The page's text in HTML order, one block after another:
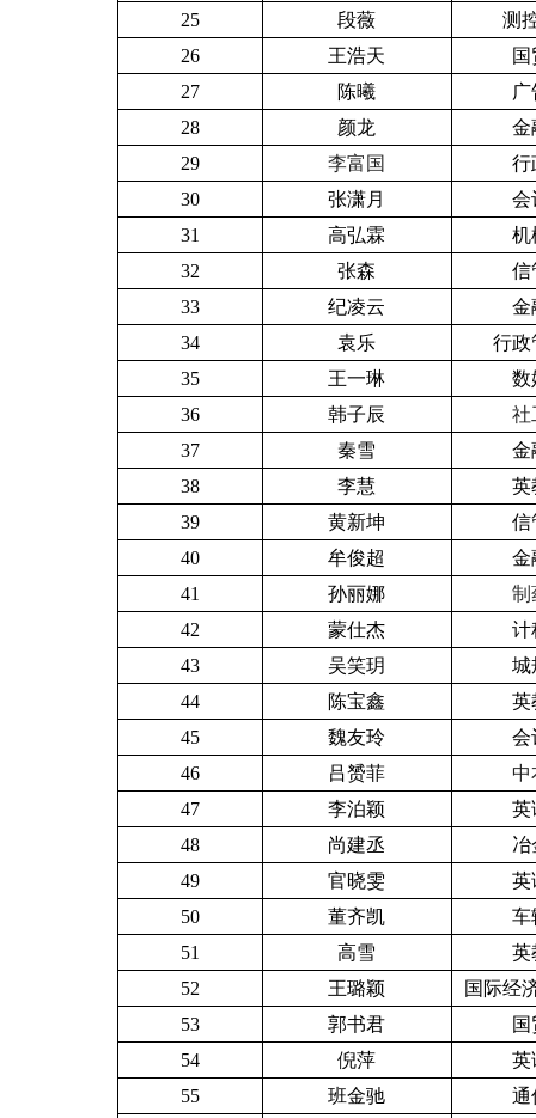
25
段薇
测
26
王浩天
国
27
陈曦
广
28
颜龙
金
29
李富国
行
30
张潇月
会
31
高弘霖
机
32
张森
信
33
纪凌云
金
34
袁乐
行政
35
王一琳
数
36
韩子辰
社
37
秦雪
金
38
李慧
英
39
黄新坤
信
40
牟俊超
金
41
孙丽娜
制
42
蒙仕杰
计
43
吴笑玥
城
44
陈宝鑫
英
45
魏友玲
会
46
吕赟菲
中
47
李泊颖
英
48
尚建丞
冶
49
官晓雯
英
50
董齐凯
车
51
高雪
英
52
王璐颖
国际经
53
郭书君
国
54
倪萍
英
55
班金驰
通